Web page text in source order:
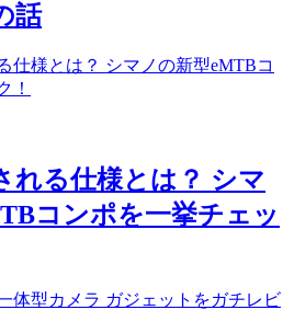
話
れる仕様とは？ シマ
コンポを一挙チェッ